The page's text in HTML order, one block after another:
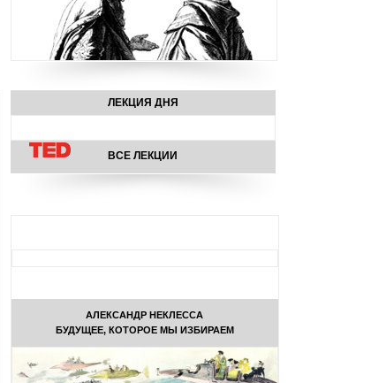
ЛЕКЦИЯ ДНЯ
ВСЕ ЛЕКЦИИ
АЛЕКСАНДР НЕКЛЕССА
БУДУЩЕЕ, КОТОРОЕ МЫ ИЗБИРАЕМ